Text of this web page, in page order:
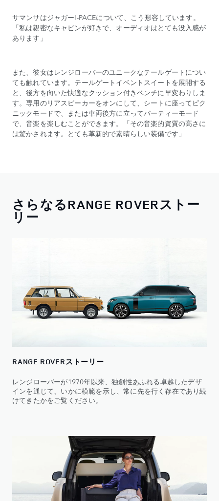
サマンサはジャガーI-PACEについて、こう形容しています。
「私は親密なキャビンが好きで、オーディオはとても没入感が
あります」
また、彼女はレンジローバーのユニークなテールゲートについ
ても触れています。テールゲートイベントスイートを展開する
と、後方を向いた快適なクッション付きベンチに早変わりしま
す。専用のリアスピーカーをオンにして、シートに座ってピク
ニックモードで、または車両後方に立ってパーティーモード
で、音楽を楽しむことができます。「その音楽的資質の高さに
は驚かされます。とても革新的で素晴らしい装備です」
さらなるRANGE ROVERストー
リー
RANGE ROVERストーリー
レンジローバーが1970年以来、独創性あふれる卓越したデザ
インを通じて、いかに模範を示し、常に先を行く存在であり続
けてきたかをご覧ください。